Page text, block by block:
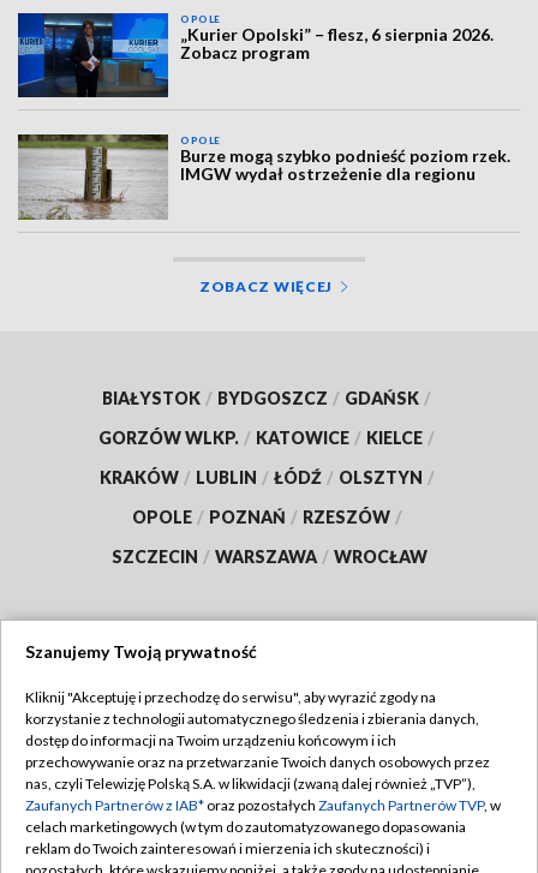
OPOLE
„Kurier Opolski” – flesz, 6 sierpnia 2026.
Zobacz program
OPOLE
Burze mogą szybko podnieść poziom rzek.
IMGW wydał ostrzeżenie dla regionu
ZOBACZ WIĘCEJ
BIAŁYSTOK / BYDGOSZCZ / GDAŃSK /
GORZÓW WLKP. / KATOWICE / KIELCE /
KRAKÓW / LUBLIN / ŁÓDŹ / OLSZTYN /
OPOLE / POZNAŃ / RZESZÓW /
SZCZECIN / WARSZAWA / WROCŁAW
TVP
Abonament TVP
Emisja w TVP
Centrum informacji TVP
Regulamin TVP
Polityka prywatności
Moje zgody
Szanujemy Twoją prywatność
Kliknij "Akceptuję i przechodzę do serwisu", aby wyrazić zgody na
korzystanie z technologii automatycznego śledzenia i zbierania danych,
dostęp do informacji na Twoim urządzeniu końcowym i ich
przechowywanie oraz na przetwarzanie Twoich danych osobowych przez
nas, czyli Telewizję Polską S.A. w likwidacji (zwaną dalej również „TVP”),
Zaufanych Partnerów z IAB* oraz pozostałych Zaufanych Partnerów TVP, w
celach marketingowych (w tym do zautomatyzowanego dopasowania
reklam do Twoich zainteresowań i mierzenia ich skuteczności) i